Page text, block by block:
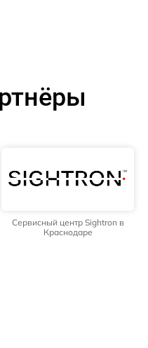
Сервисный центр Sightron в
Краснодаре